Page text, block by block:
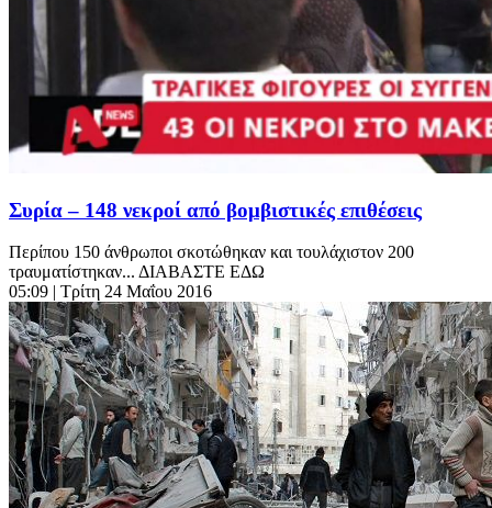
Συρία – 148 νεκροί από βομβιστικές επιθέσεις
Περίπου 150 άνθρωποι σκοτώθηκαν και τουλάχιστον 200
τραυματίστηκαν... ΔΙΑΒΑΣΤΕ ΕΔΩ
05:09 | Τρίτη 24 Μαΐου 2016